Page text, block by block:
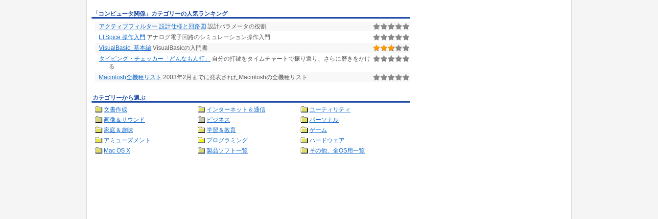
「コンピュータ関係」カテゴリーの人気ランキング
アクティブフィルター 設計仕様と回路図 設計パラメータの役割
LTSpice 操作入門 アナログ電子回路のシミュレーション操作入門
VisualBasic_基本編 VisualBasicの入門書
タイピング・チェッカー「どんなもん打」
自分の打鍵をタイムチャートで振り返り、さらに磨きをかけ
る
Macintosh全機種リスト 2003年2月までに発表されたMacintoshの全機種リスト
カテゴリーから選ぶ
文書作成
インターネット＆通信
ユーティリティ
画像＆サウンド
ビジネス
パーソナル
家庭＆趣味
学習＆教育
ゲーム
アミューズメント
プログラミング
ハードウェア
Mac OS X
製品ソフト一覧 その他、全OS用一覧